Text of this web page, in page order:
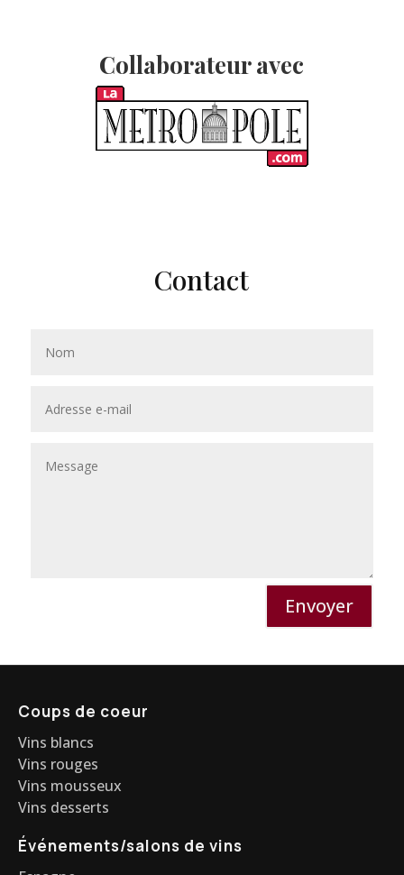
Collaborateur avec
Contact
Envoyer
Coups de coeur
Vins blancs
Vins rouges
Vins mousseux
Vins desserts
Événements/salons de vins